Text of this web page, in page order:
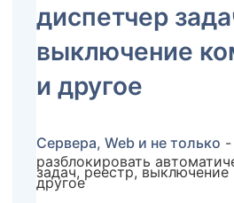
диспетчер
выключение
и другое
Сервера, Web и не только -
разблокировать
задач, реестр,
другое